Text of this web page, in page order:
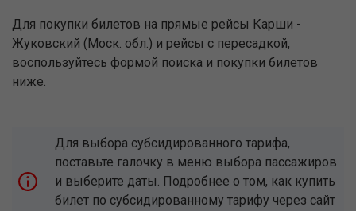
Для покупки билетов на прямые рейсы Карши -
Жуковский (Моск. обл.) и рейсы с пересадкой,
воспользуйтесь формой поиска и покупки билетов
ниже.
Для выбора субсидированного тарифа,
поставьте галочку в меню выбора пассажиров
и выберите даты. Подробнее о том, как купить
билет по субсидированному тарифу через сайт